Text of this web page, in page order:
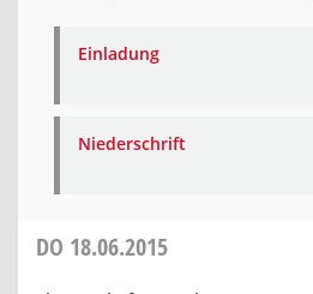
Einladung
Niederschrift
DO 18.06.2015